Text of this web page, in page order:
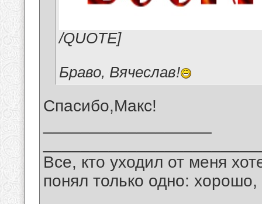
/QUOTE]
Браво, Вячеслав!
Спасибо,Макс!
Все, кто уходил от меня
понял только одно: